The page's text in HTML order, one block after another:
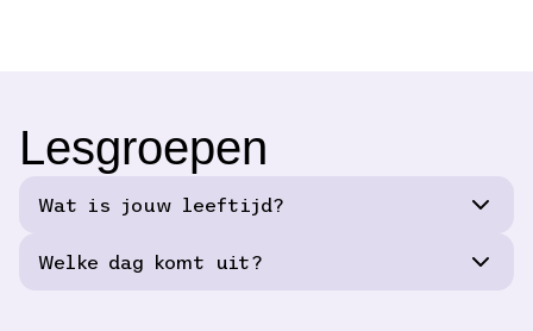
Lesgroepen
Wat is jouw leeftijd?
Welke dag komt uit?